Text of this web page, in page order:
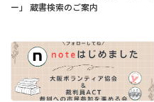
ー」 蔵書検索のご案内